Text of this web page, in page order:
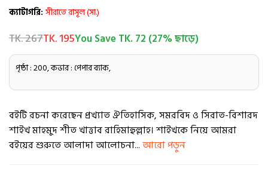
ক্যাটাগরি:সীরাতে রাসূল (সা.)
TK. 267TK. 195You Save TK. 72 (27% ছাড়ে)
পৃষ্ঠা : 200, কভার : পেপার ব্যাক,
বইটি রচনা করেছেন প্রখ্যাত ঐতিহাসিক, সমরবিদ ও সিরাত-বিশারদ
শাইখ মাহমুদ শীত খাত্তাব রাহিমাহুল্লাহ। শাইখকে নিয়ে আমরা
বইয়ের শুরুতে আলাদা আলোচনা...আরো পড়ুন